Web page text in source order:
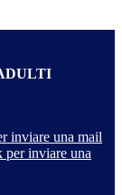
inviare una mail
per inviare una